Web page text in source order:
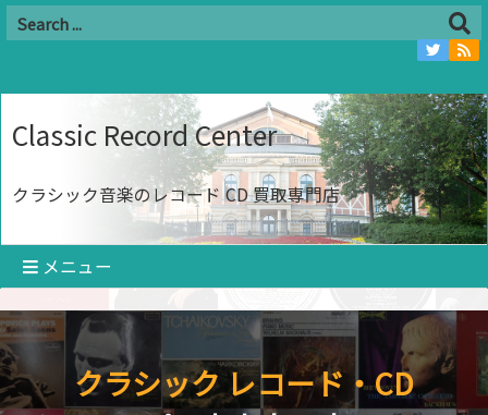
Classic Record Center
クラシック音楽のレコード CD 買取専門店
メニュー
クラシック レコード・CD